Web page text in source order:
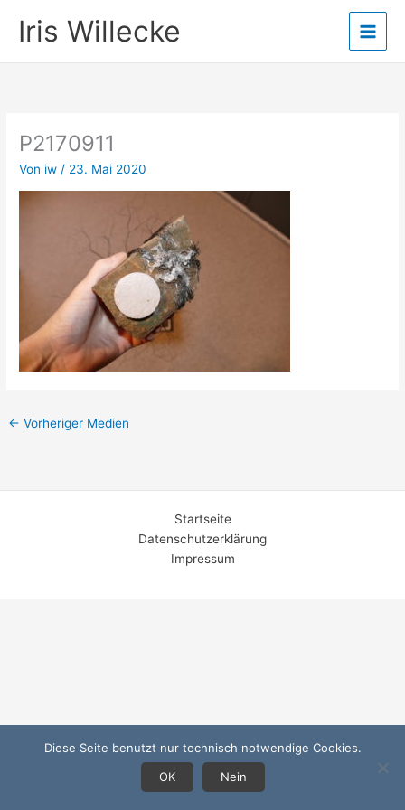
InhaltIris Willecke
P2170911
Von iw / 23. Mai 2020
← Vorheriger Medien
Startseite
Datenschutzerklärung
Impressum
Diese Seite benutzt nur technisch notwendige Cookies.
OK
Nein